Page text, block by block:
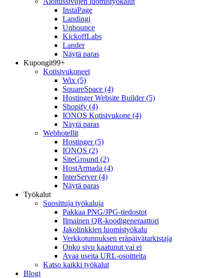
InstaPage
Landingi
Unbounce
KickoffLabs
Lander
Näytä paras
Kupongit99+
Kotisivukoneet
Wix (5)
SquareSpace (4)
Hostinger Website Builder(5)
Shopify (4)
IONOS Kotisivukone (4)
Näytä paras
Webhotellit
Hostinger(5)
IONOS (2)
SiteGround (2)
HostArmada (4)
InterServer(4)
Näytä paras
Työkalut
Suosittuja työkaluja
Pakkaa PNG/JPG-tiedostot
Ilmainen QR-koodigeneraattori
Jakolinkkien luomistyökalu
Verkkotunnuksen eräpäivätarkistaja
Onko sivu kaatunut vai ei
Avaa useita URL-osoitteita
Katso kaikki työkalut
Blogi